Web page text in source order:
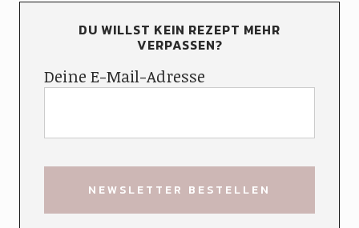
DU WILLST KEIN REZEPT MEHR
VERPASSEN?
Deine E-Mail-Adresse